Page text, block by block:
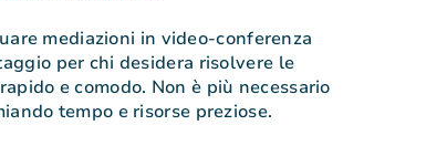
mediazioni in video-conferenza
per chi desidera risolvere le
e comodo. Non è più necessario
tempo e risorse preziose.